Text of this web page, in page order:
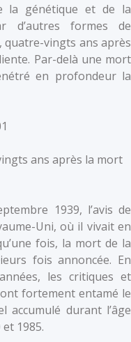
la génétique et de la
d’autres formes de
quatre-vingts ans après
Par-delà une mort
en profondeur la
ans après la mort
1939, l’avis de
Uni, où il vivait en
fois, la mort de la
fois annoncée. En
les critiques et
fortement entamé le
durant l’âge
1985.